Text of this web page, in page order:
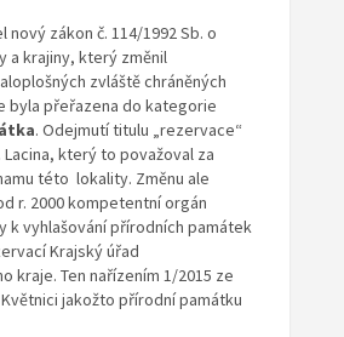
nový zákon č. 114/1992 Sb. o
a krajiny, který změnil
zvláště chráněných
byla přeřazena do kategorie
. Odejmutí titulu „rezervace“
který to považoval za
této lokality. Změnu ale
r. 2000 kompetentní orgán
k vyhlašování přírodních památek
Krajský úřad
kraje. Ten nařízením 1/2015 ze
Květnici jakožto přírodní památku